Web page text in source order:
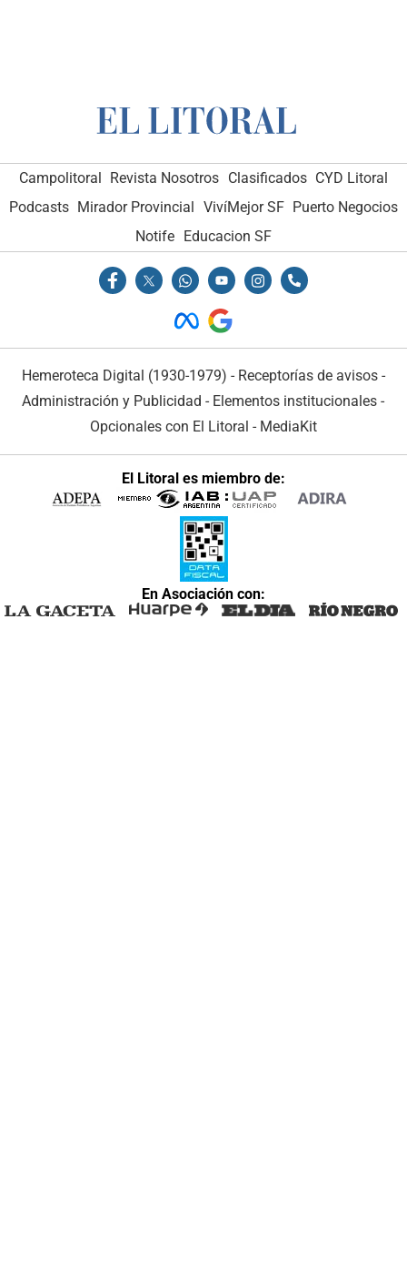
Campolitoral Revista Nosotros Clasificados CYD Litoral
Podcasts Mirador Provincial VivíMejor SF Puerto Negocios
Notife Educacion SF
Hemeroteca Digital (1930-1979) - Receptorías de avisos -
Administración y Publicidad - Elementos institucionales -
Opcionales con El Litoral - MediaKit
El Litoral es miembro de:
En Asociación con: